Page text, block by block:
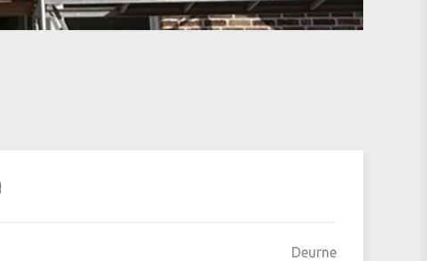
Deurne